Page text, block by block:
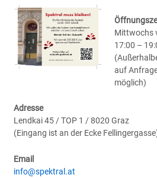
Mittwochs
17:00 –
auf
möglich)
Adresse
Lendkai 45 / TOP 1 / 8020 Graz
(Eingang ist an der Ecke
Email
info@spektral.at